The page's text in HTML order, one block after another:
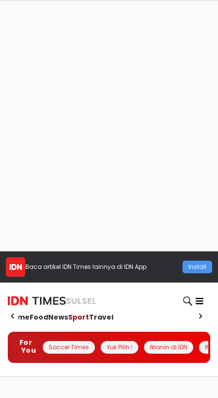
Baca artikel IDN Times lainnya di IDN App Install
SULSEL
HomeFoodNewsSportTravel
For
You
Soccer Times Yuk Pilih ! Iklanin di IDN